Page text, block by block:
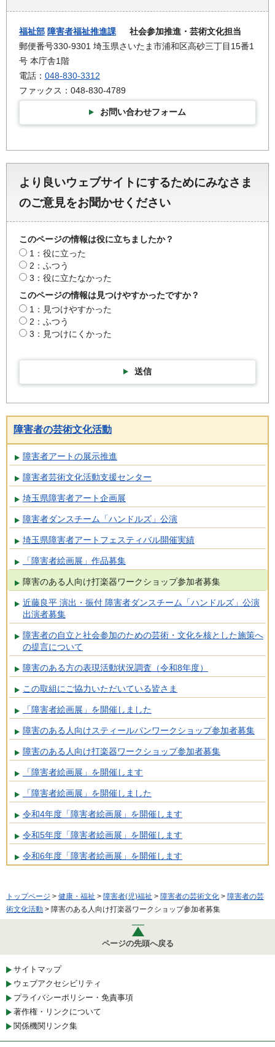
福祉部 障害者福祉推進課 社会参加推進・芸術文化担当
郵便番号330-9301 埼玉県さいたま市浦和区高砂三丁目15番1
号 本庁舎1階
電話： 048-830-3312
ファックス：048-830-4789
お問い合わせフォーム
より良いウェブサイトにするためにみなさま
のご意見をお聞かせください
このページの情報は役に立ちましたか？
1：役に立った
2：ふつう
3：役に立たなかった
このページの情報は見つけやすかったですか？
1：見つけやすかった
2：ふつう
3：見つけにくかった
送信
障害者の芸術文化活動
障害者アートの展示推進
障害者芸術文化活動支援センター
埼玉県障害者アート企画展
障害者ダンスチーム「ハンドルズ」公演
埼玉県障害者アートフェスティバル開催実績
「障害者絵画展」作品募集
障害のある人向け打楽器ワークショップ参加者募集
近藤良平 演出・振付 障害者ダンスチーム「ハンドルズ」公演
出演者募集
障害者の自立と社会参加のための芸術・文化を核とした施策へ
の提言について
障害のある方の表現活動状況調査（令和8年度）
この取組にご協力いただいている皆さま
「障害者絵画展」を開催しました
障害のある人向けスティールパンワークショップ参加者募集
障害のある人向け打楽器ワークショップ参加者募集
「障害者絵画展」を開催します
「障害者絵画展」を開催しました
令和4年度「障害者絵画展」を開催します
令和5年度「障害者絵画展」を開催します
令和6年度「障害者絵画展」を開催します
トップページ > 健康・福祉 > 障害者(児)福祉 > 障害者の芸術文化 > 障害者の芸
術文化活動 > 障害のある人向け打楽器ワークショップ参加者募集
ページの先頭へ戻る
サイトマップ
ウェブアクセシビリティ
プライバシーポリシー・免責事項
著作権・リンクについて
関係機関リンク集